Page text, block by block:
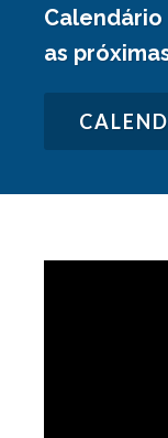
Calendário
as